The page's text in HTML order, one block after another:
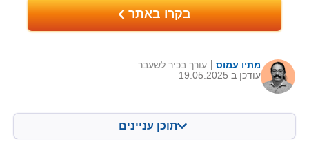
בקרו באתר
מתיו עמוס
עודכן ב 19.05.2025
עורך בכיר לשעבר
תוכן עניינים